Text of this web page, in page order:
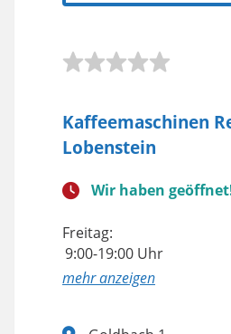
Kaffeemaschinen
Lobenstein
Wir haben
Freitag:
9:00-19:00 Uhr
anzeigen